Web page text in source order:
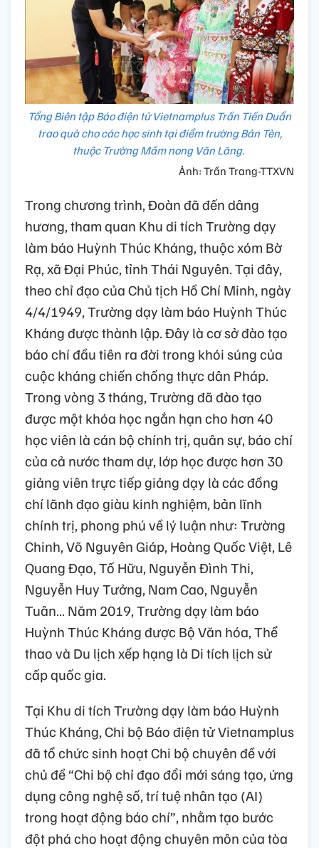
Tổng Biên tập Báo điện tử Vietnamplus Trần Tiến Duẩn
trao quà cho các học sinh tại điểm trường Bản Tèn,
thuộc Trường Mầm nong Văn Lăng.
Ảnh: Trần Trang-TTXVN
Trong chương trình, Đoàn đã đến dâng
hương, tham quan Khu di tích Trường dạy
làm báo Huỳnh Thúc Kháng, thuộc xóm Bờ
Rạ, xã Đại Phúc, tỉnh Thái Nguyên. Tại đây,
theo chỉ đạo của Chủ tịch Hồ Chí Minh, ngày
4/4/1949, Trường dạy làm báo Huỳnh Thúc
Kháng được thành lập. Đây là cơ sở đào tạo
báo chí đầu tiên ra đời trong khói súng của
cuộc kháng chiến chống thực dân Pháp.
Trong vòng 3 tháng, Trường đã đào tạo
được một khóa học ngắn hạn cho hơn 40
học viên là cán bộ chính trị, quân sự, báo chí
của cả nước tham dự, lớp học được hơn 30
giảng viên trực tiếp giảng dạy là các đồng
chí lãnh đạo giàu kinh nghiệm, bản lĩnh
chính trị, phong phú về lý luận như: Trường
Chinh, Võ Nguyên Giáp, Hoàng Quốc Việt, Lê
Quang Đạo, Tố Hữu, Nguyễn Đình Thi,
Nguyễn Huy Tưởng, Nam Cao, Nguyễn
Tuân… Năm 2019, Trường dạy làm báo
Huỳnh Thúc Kháng được Bộ Văn hóa, Thể
thao và Du lịch xếp hạng là Di tích lịch sử
cấp quốc gia.
Tại Khu di tích Trường dạy làm báo Huỳnh
Thúc Kháng, Chi bộ Báo điện tử Vietnamplus
đã tổ chức sinh hoạt Chi bộ chuyên đề với
chủ đề “Chi bộ chỉ đạo đổi mới sáng tạo, ứng
dụng công nghệ số, trí tuệ nhân tạo (AI)
trong hoạt động báo chí”, nhằm tạo bước
đột phá cho hoạt động chuyên môn của tòa